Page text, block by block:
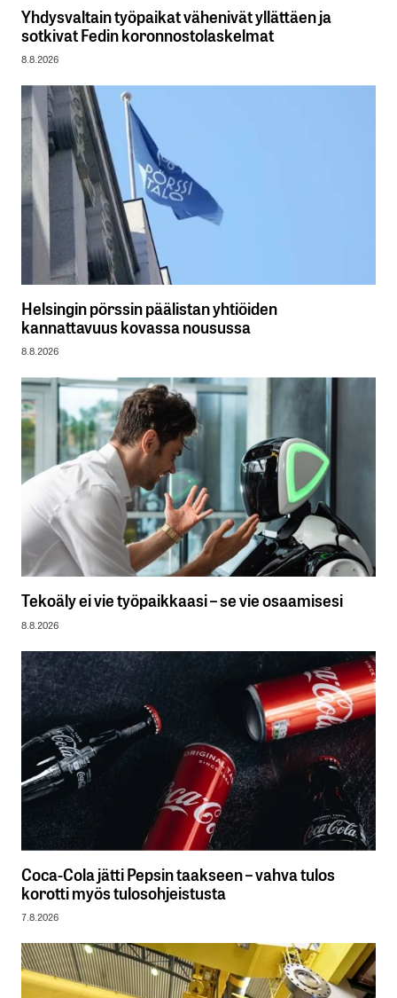
Yhdysvaltain työpaikat vähenivät yllättäen ja
sotkivat Fedin koronnostolaskelmat
8.8.2026
Helsingin pörssin päälistan yhtiöiden
kannattavuus kovassa nousussa
8.8.2026
Tekoäly ei vie työpaikkaasi – se vie osaamisesi
8.8.2026
Coca-Cola jätti Pepsin taakseen – vahva tulos
korotti myös tulosohjeistusta
7.8.2026